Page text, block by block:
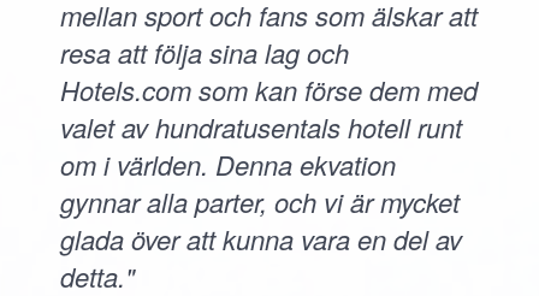
mellan sport och fans som älskar att
resa att följa sina lag och
Hotels.com som kan förse dem med
valet av hundratusentals hotell runt
om i världen. Denna ekvation
gynnar alla parter, och vi är mycket
glada över att kunna vara en del av
detta."